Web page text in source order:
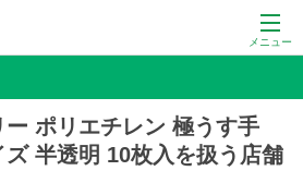
メニュー
ポリエチレン 極うす手
ズ 半透明 10枚入を扱う店舗